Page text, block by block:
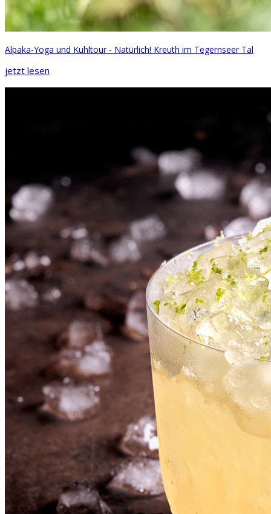
Alpaka-Yoga und Kuhltour - Natürlich! Kreuth im Tegernseer Tal
jetzt lesen